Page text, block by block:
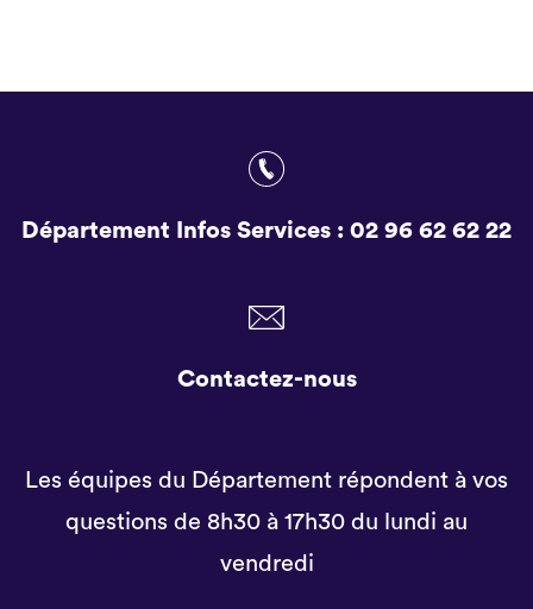
Département Infos Services : 02 96 62 62 22
Contactez-nous
Les équipes du Département répondent à vos
questions de 8h30 à 17h30 du lundi au
vendredi